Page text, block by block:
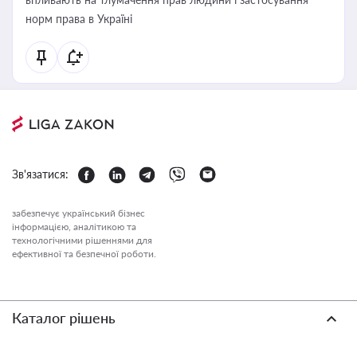
норм права в Україні
Зв'язатися:
забезпечує український бізнес
інформацією, аналітикою та
технологічними рішеннями для
ефективної та безпечної роботи.
Каталог рішень